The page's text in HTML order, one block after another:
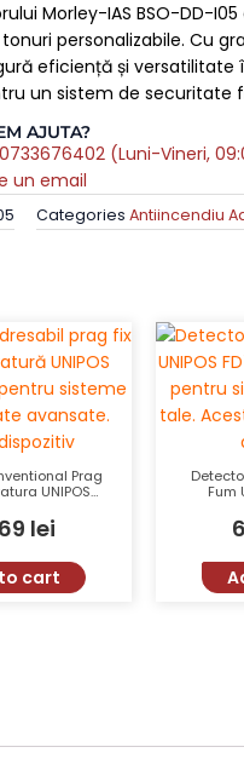
Morley-IAS BSO-DD-
tonuri personalizabile. Cu
eficiență și
un sistem de securitate
AJUTA?
(Luni-Vineri,
un email
Categories Antiincendiu
Prag
UNIPOS
IP43
lei
cart
Fum